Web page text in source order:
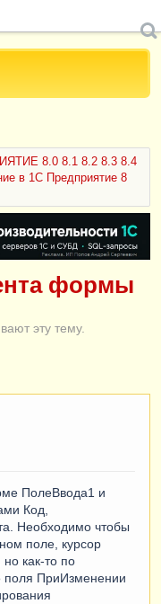
8.0 8.1 8.2 8.3 8.4
в 1С Предприятие 8
формы
эту тему.
ПолеВвода1 и
Код,
Необходимо чтобы
поле, курсор
как-то по
поля ПриИзменении